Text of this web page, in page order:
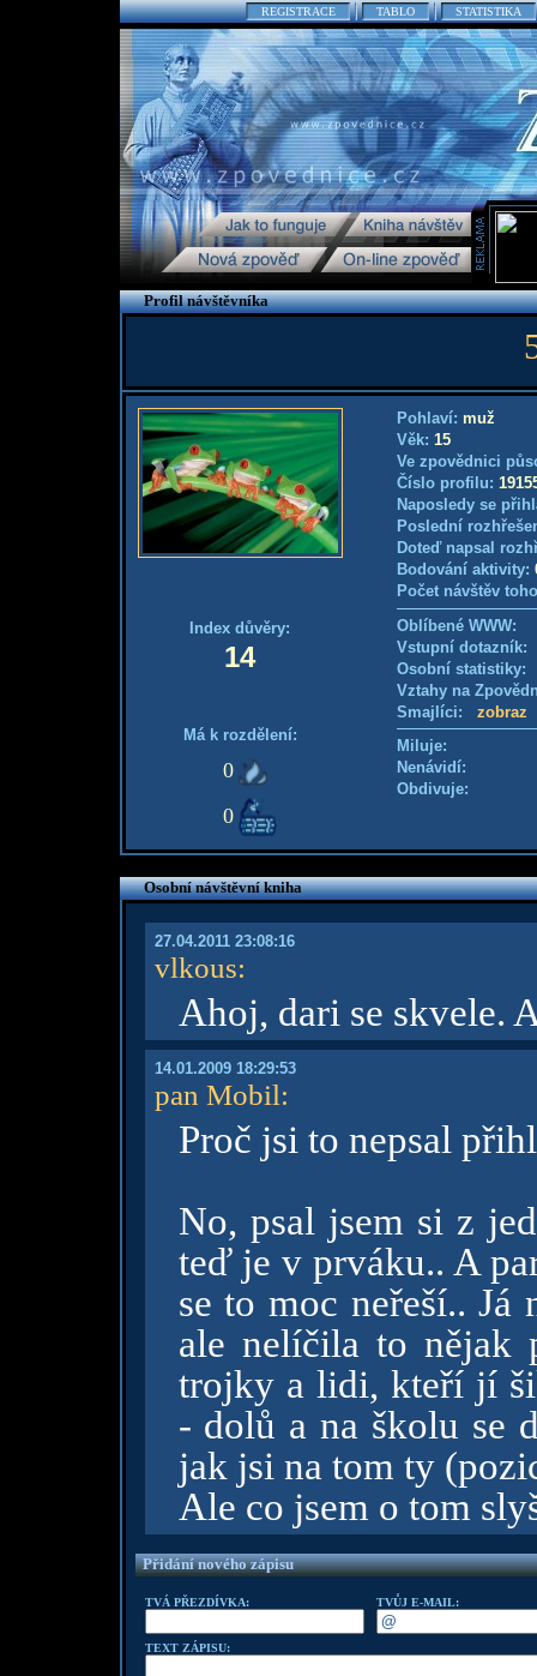
REGISTRACE TABLO STATISTIKA
Profil návštěvníka
Index důvěry:
14
Má k rozdělení:
0
0
Pohlaví: muž
Věk: 15
Ve zpovědnici
Číslo profilu:
Naposledy se
Poslední
Doteď napsal
Bodování aktivity:
Počet návštěv
Oblíbené WWW:
Vstupní
Osobní
Vztahy na
Smajlíci: zobraz
Miluje:
Nenávidí:
Obdivuje:
Osobní návštěvní kniha
27.04.2011 23:08:16
vlkous:
Ahoj, dari se skvele.
14.01.2009 18:29:53
pan Mobil:
Proč jsi to nepsal
No, psal jsem si z
teď je v prváku.. A
se to moc neřeší..
ale nelíčila to nějak
trojky a lidi, kteří jí
- dolů a na školu se
jak jsi na tom ty
Ale co jsem o tom
Přidání nového zápisu
TVÁ PŘEZDÍVKA: TVŮJ E-MAIL:
TEXT ZÁPISU: